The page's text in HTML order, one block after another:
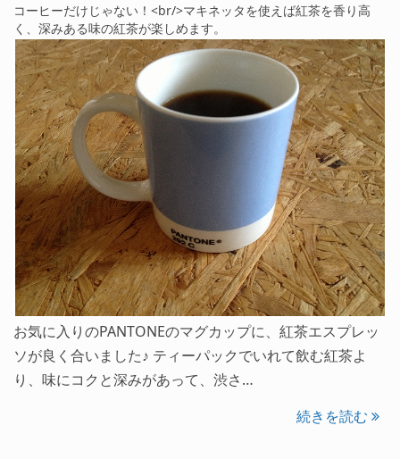
コーヒーだけじゃない！<br/>マキネッタを使えば紅茶を香り高
く、深みある味の紅茶が楽しめます。
お気に入りのPANTONEのマグカップに、紅茶エスプレッ
ソが良く合いました♪ ティーパックでいれて飲む紅茶よ
り、味にコクと深みがあって、渋さ…
続きを読む